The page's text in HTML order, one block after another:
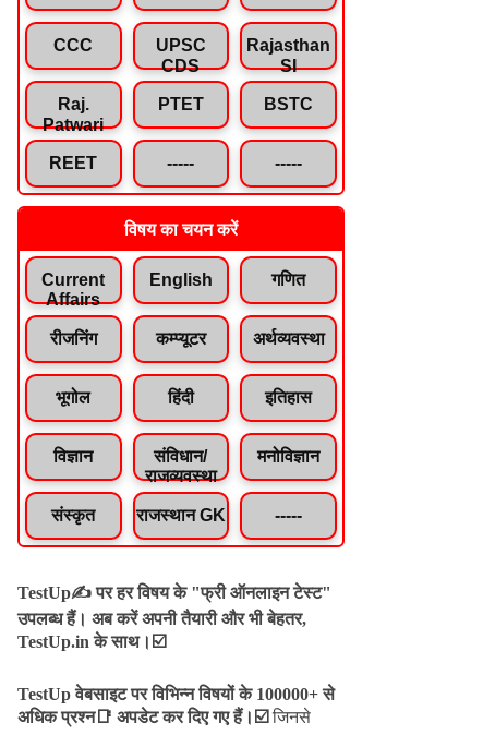
CCC
UPSC
CDS
Rajasthan
SI
Raj.
Patwari
PTET BSTC
REET ----- -----
विषय का चयन करें
Current
Affairs
English गणित
रीजनिंग कम्प्यूटर अर्थव्यवस्था
भूगोल हिंदी इतिहास
विज्ञान
संविधान/
राजव्यवस्था
मनोविज्ञान
संस्कृत राजस्थान GK -----
TestUp✍️ पर हर विषय के "फ्री ऑनलाइन टेस्ट"
उपलब्ध हैं। अब करें अपनी तैयारी और भी बेहतर,
TestUp.in के साथ।☑️
TestUp वेबसाइट पर विभिन्न विषयों के 100000+ से
अधिक प्रश्न📑 अपडेट कर दिए गए हैं। ☑️ जिनसे